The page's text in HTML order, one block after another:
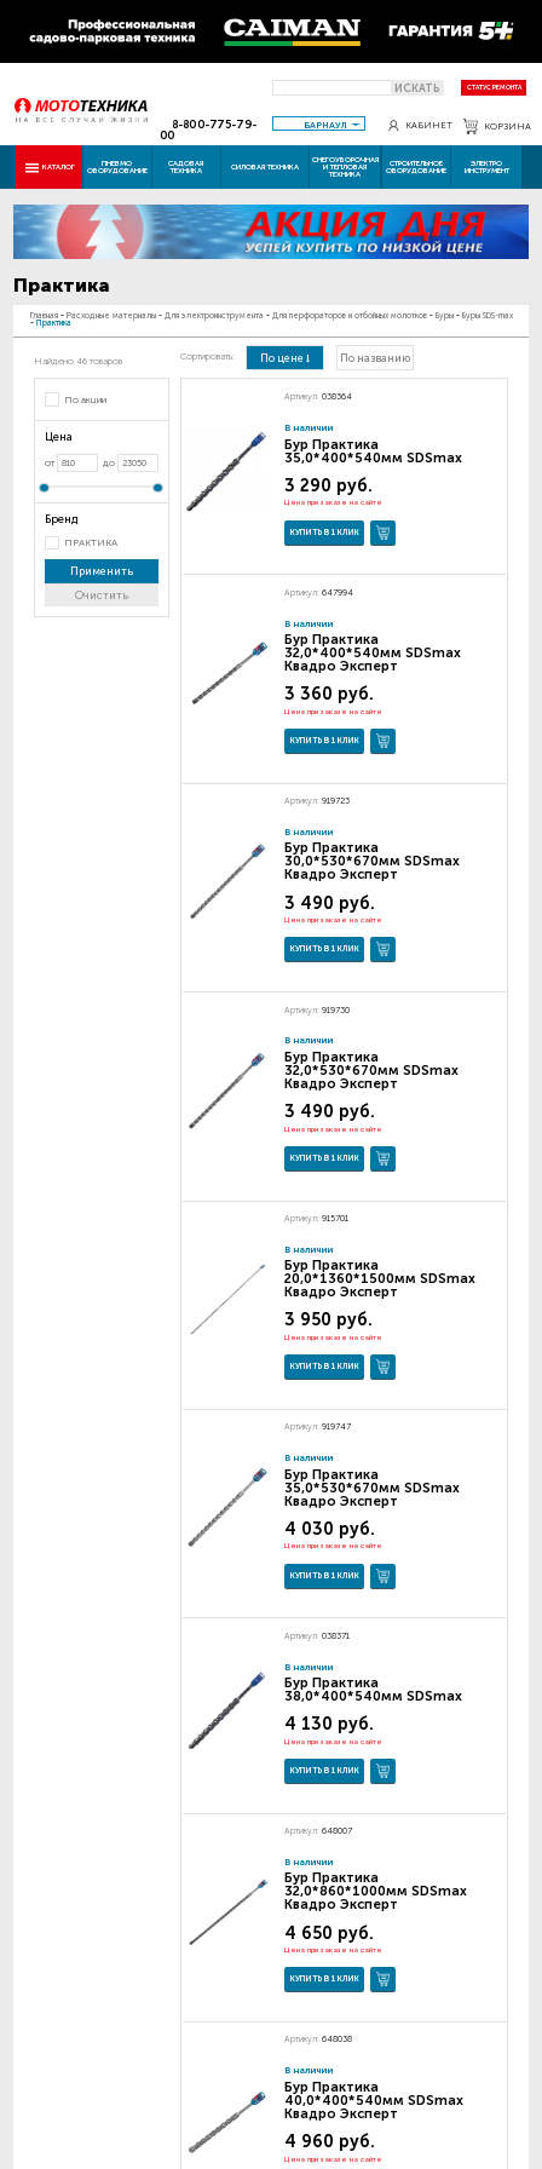
ИСКАТЬ СТАТУС РЕМОНТА
8-800-775-79-
00
БАРНАУЛ КАБИНЕТ КОРЗИНА
КАТАЛОГ ПНЕВМО
ОБОРУДОВАНИЕ
САДОВАЯ
ТЕХНИКА СИЛОВАЯ ТЕХНИКА
СНЕГОУБОРОЧНАЯ
И ТЕПЛОВАЯ
ТЕХНИКА
СТРОИТЕЛЬНОЕ
ОБОРУДОВАНИЕ
ЭЛЕКТРО
ИНСТРУМЕНТ
Практика
Главная - Расходные материалы - Для электроинструмента - Для перфораторов и отбойных молотков - Буры - Буры SDS-max
- Практика
Найдено 46 товаров
По акции
Цена
от до
Бренд
ПРАКТИКА
Применить
Очистить
Сортировать: По цене По названию
Артикул: 038364
В наличии
Бур Практика
35,0*400*540мм SDSmax
3 290 руб.
Цена при заказе на сайте
КУПИТЬ В 1 КЛИК
Артикул: 647994
В наличии
Бур Практика
32,0*400*540мм SDSmax
Квадро Эксперт
3 360 руб.
Цена при заказе на сайте
КУПИТЬ В 1 КЛИК
Артикул: 919723
В наличии
Бур Практика
30,0*530*670мм SDSmax
Квадро Эксперт
3 490 руб.
Цена при заказе на сайте
КУПИТЬ В 1 КЛИК
Артикул: 919730
В наличии
Бур Практика
32,0*530*670мм SDSmax
Квадро Эксперт
3 490 руб.
Цена при заказе на сайте
КУПИТЬ В 1 КЛИК
Артикул: 915701
В наличии
Бур Практика
20,0*1360*1500мм SDSmax
Квадро Эксперт
3 950 руб.
Цена при заказе на сайте
КУПИТЬ В 1 КЛИК
Артикул: 919747
В наличии
Бур Практика
35,0*530*670мм SDSmax
Квадро Эксперт
4 030 руб.
Цена при заказе на сайте
КУПИТЬ В 1 КЛИК
Артикул: 038371
В наличии
Бур Практика
38,0*400*540мм SDSmax
4 130 руб.
Цена при заказе на сайте
КУПИТЬ В 1 КЛИК
Артикул: 648007
В наличии
Бур Практика
32,0*860*1000мм SDSmax
Квадро Эксперт
4 650 руб.
Цена при заказе на сайте
КУПИТЬ В 1 КЛИК
Артикул: 648038
В наличии
Бур Практика
40,0*400*540мм SDSmax
Квадро Эксперт
4 960 руб.
Цена при заказе на сайте